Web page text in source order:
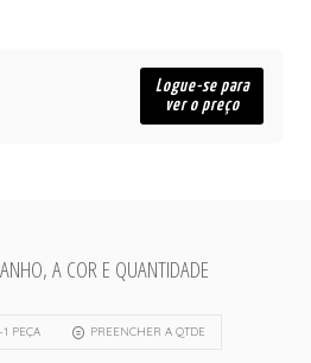
Logue-se para
ver o preço
A COR E QUANTIDADE
-1 PEÇA PREENCHER A QTDE